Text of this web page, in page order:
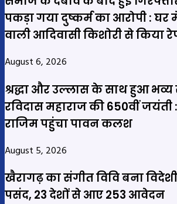
पकड़ा गया दुष्कर्म का आरोपी :
वाली आदिवासी किशोरी से किया
August 6, 2026
श्रद्धा और उल्लास के साथ हुआ
रविदास महाराज की 650वीं जयंती
राजिम पहुंचा पावन कलश
August 5, 2026
खैरागढ़ का संगीत विवि बना विदेशी
पसंद, 23 देशों से आए 253 आवेदन